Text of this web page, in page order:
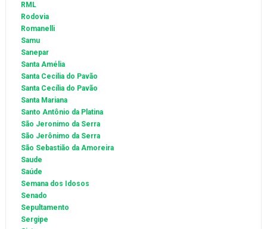
RML
Rodovia
Romanelli
Samu
Sanepar
Santa Amélia
Santa Cecilia do Pavão
Santa Cecília do Pavão
Santa Mariana
Santo Antônio da Platina
São Jeronimo da Serra
São Jerônimo da Serra
São Sebastião da Amoreira
Saude
Saúde
Semana dos Idosos
Senado
Sepultamento
Sergipe